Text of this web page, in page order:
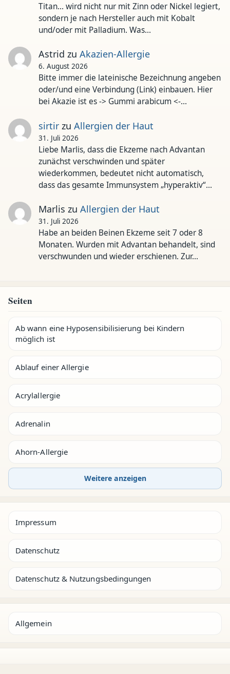
Titan... wird nicht nur mit Zinn oder Nickel legiert,
sondern je nach Hersteller auch mit Kobalt
und/oder mit Palladium. Was…
Astrid zu Akazien-Allergie
6. August 2026
Bitte immer die lateinische Bezeichnung angeben
oder/und eine Verbindung (Link) einbauen. Hier
bei Akazie ist es -> Gummi arabicum <-…
sirtirzu Allergien der Haut
31. Juli 2026
Liebe Marlis, dass die Ekzeme nach Advantan
zunächst verschwinden und später
wiederkommen, bedeutet nicht automatisch,
dass das gesamte Immunsystem „hyperaktiv“…
Marlis zu Allergien der Haut
31. Juli 2026
Habe an beiden Beinen Ekzeme seit 7 oder 8
Monaten. Wurden mit Advantan behandelt, sind
verschwunden und wieder erschienen. Zur…
Seiten
Ab wann eine Hyposensibilisierung bei Kindern
möglich ist
Ablauf einer Allergie
Acrylallergie
Adrenalin
Ahorn-Allergie
Weitere anzeigen
Impressum
Datenschutz
Datenschutz & Nutzungsbedingungen
Allgemein